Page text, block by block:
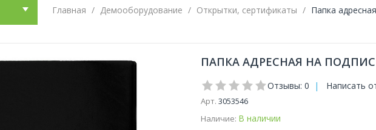
Главная Демооборудование Открытки, сертификаты Папка
ПАПКА АДРЕСНАЯ НА
Отзывы: 0 | Написать
Арт. 3053546
Наличие: В наличии